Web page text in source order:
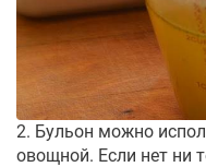
2. Бульон можно
овощной. Если нет ни